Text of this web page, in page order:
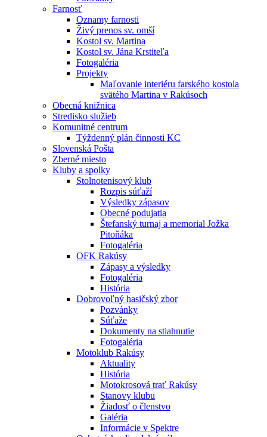
Farnosť
Oznamy farnosti
Živý prenos sv. omší
Kostol sv. Martina
Kostol sv. Jána Krstiteľa
Fotogaléria
Projekty
Maľovanie interiéru farského kostola
svätého Martina v Rakúsoch
Obecná knižnica
Stredisko služieb
Komunitné centrum
Týždenný plán činnosti KC
Slovenská Pošta
Zberné miesto
Kluby a spolky
Stolnotenisový klub
Rozpis súťaží
Výsledky zápasov
Obecné podujatia
Štefanský turnaj a memorial Jožka
Pitoňáka
Fotogaléria
OFK Rakúsy
Zápasy a výsledky
Fotogaléria
História
Dobrovoľný hasičský zbor
Pozvánky
Súťaže
Dokumenty na stiahnutie
Fotogaléria
Motoklub Rakúsy
Aktuality
História
Motokrosová trať Rakúsy
Stanovy klubu
Žiadosť o členstvo
Galéria
Informácie v Spektre